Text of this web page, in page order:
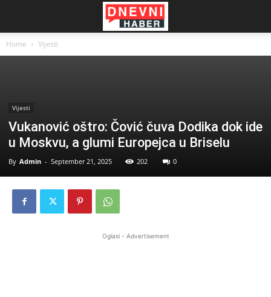
Home Vijesti
Vijesti
Vukanović oštro: Čović čuva Dodika dok ide
u Moskvu, a glumi Europejca u Briselu
By Admin - September 21, 2025 202 0
Oglasi - Advertisement